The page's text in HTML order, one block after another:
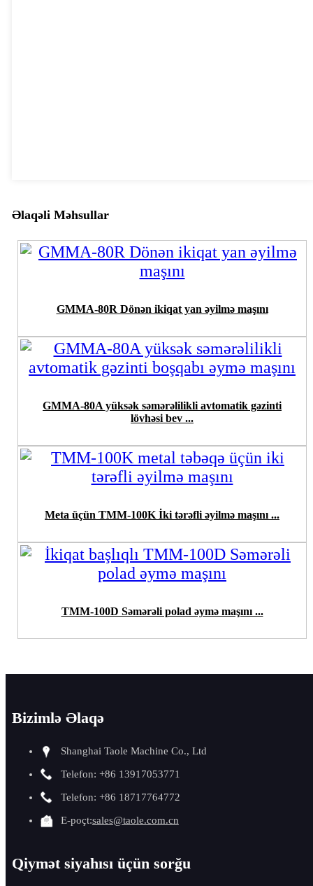
Əlaqəli Məhsullar
GMMA-80R Dönən ikiqat yan əyilmə maşını
GMMA-80A yüksək səmərəlilikli avtomatik gəzinti
lövhəsi bev ...
Meta üçün TMM-100K İki tərəfli əyilmə maşını ...
TMM-100D Səmərəli polad əymə maşını ...
Bizimlə Əlaqə
Shanghai Taole Machine Co., Ltd
Telefon: +86 13917053771
Telefon: +86 18717764772
E-poçt:sales@taole.com.cn
Qiymət siyahısı üçün sorğu